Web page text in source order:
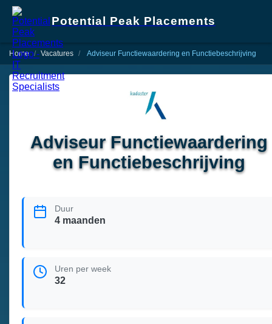
Potential Peak Placements
Home Vacatures Adviseur Functiewaardering en Functiebeschrijving
Adviseur Functiewaardering
en Functiebeschrijving
Duur
4 maanden
Uren per week
32